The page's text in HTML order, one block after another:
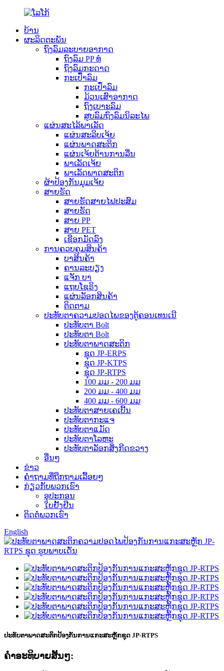
ບ້ານ
ຜະລິດຕະພັນ
ຖົງລົມລະບາຍອາກາດ
ຖົງລົມ PP ທໍ
ຖົງລົມກະດາດ
ກະເປົ໋າລົມ
ກະເປົ໋າລົມ
ມ້ວນເສົາອາກາດ
ຖົງເບາະລົມ
ສູບລົມຖົງລົມນິລະໄພ
ແຜ່ນສະໄລ້ພາເລັດ
ແຜ່ນສະລິບເຈ້ຍ
ແຜ່ນພາດສະຕິກ
ແຜ່ນເຈ້ຍຕ້ານການລື່ນ
ພາເລັດເຈ້ຍ
ພາເລັດພາດສະຕິກ
ຜ້າປ້ອງກັນມຸມເຈ້ຍ
ສາຍຮັດ
ສາຍຮັດສາຍໄຟປະສົມ
ສາຍຮັດ
ສາຍ PP
ສາຍ PET
ເຊືອກມັດລົງ
ການຄວບຄຸມສິນຄ້າ
ບາສິນຄ້າ
ຄານລະບຽງ
ແຈັກ ບາ
ແຖບໂຊຣິງ
ແຜ່ນລັອກສິນຄ້າ
ຕິດຕາມ
ປະທັບຕາຄວາມປອດໄພຂອງຕູ້ຄອນເທນເນີ
ປະທັບຕາ Bolt
ປະທັບຕາ Bolt
ປະທັບຕາພາດສະຕິກ
ຊຸດ JP-ERPS
ຊຸດ JP-KTPS
ຊຸດ JP-RTPS
100 ມມ - 200 ມມ
200 ມມ - 400 ມມ
400 ມມ - 600 ມມ
ປະທັບຕາສາຍເຄເບີ້ນ
ປະທັບຕາກະແຈ
ປະທັບຕາແມັດ
ປະທັບຕາໂລຫະ
ປະທັບຕາລັອກສິ່ງກີດຂວາງ
ອື່ນໆ
ຂ່າວ
ຄຳຖາມທີ່ຖືກຖາມເລື້ອຍໆ
ກ່ຽວກັບພວກເຮົາ
ອຸປະກອນ
ໃບຢັ້ງຢືນ
ຕິດຕໍ່ພວກເຮົາ
English
ປະທັບຕາພາດສະຕິກປ້ອງກັນການແກະສະຫຼັກຊຸດ JP-RTPS
ຄໍາອະທິບາຍສັ້ນໆ: